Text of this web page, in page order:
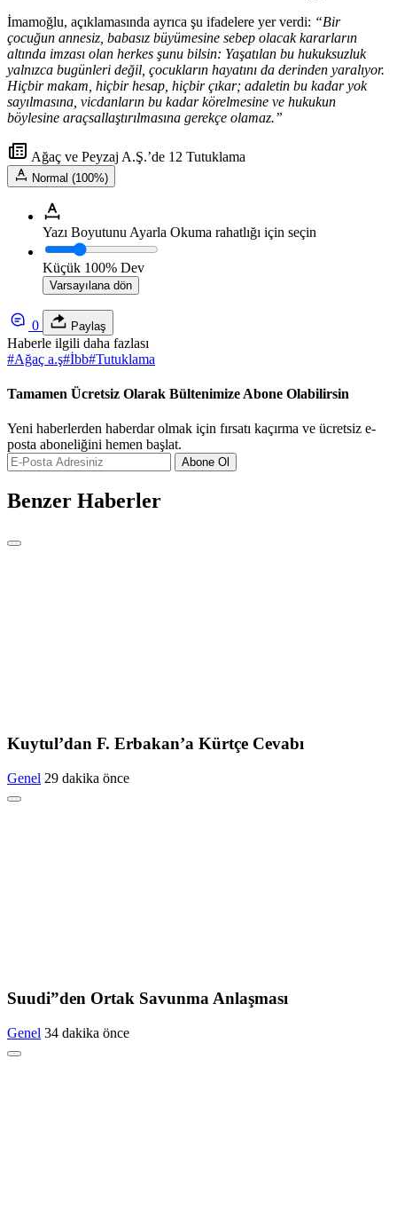
İmamoğlu, açıklamasında ayrıca şu ifadelere yer verdi: “Bir
çocuğun annesiz, babasız büyümesine sebep olacak kararların
altında imzası olan herkes şunu bilsin: Yaşatılan bu hukuksuzluk
yalnızca bugünleri değil, çocukların hayatını da derinden yaralıyor.
Hiçbir makam, hiçbir hesap, hiçbir çıkar; adaletin bu kadar yok
sayılmasına, vicdanların bu kadar körelmesine ve hukukun
böylesine araçsallaştırılmasına gerekçe olamaz.”
Ağaç ve Peyzaj A.Ş.’de 12 Tutuklama
Normal (100%)
Yazı Boyutunu Ayarla Okuma rahatlığı için seçin
Küçük 100% Dev
Varsayılana dön
0 Paylaş
Haberle ilgili daha fazlası
#Ağaç a.ş#İbb#Tutuklama
Tamamen Ücretsiz Olarak Bültenimize Abone Olabilirsin
Yeni haberlerden haberdar olmak için fırsatı kaçırma ve ücretsiz e-
posta aboneliğini hemen başlat.
Abone Ol
Benzer Haberler
Kuytul’dan F. Erbakan’a Kürtçe Cevabı
Genel 29 dakika önce
Suudi”den Ortak Savunma Anlaşması
Genel 34 dakika önce